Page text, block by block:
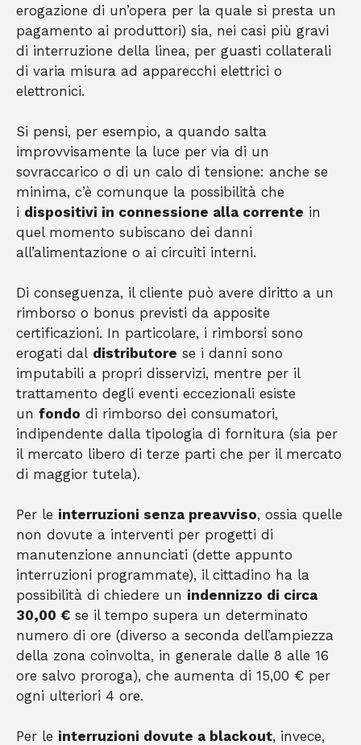
erogazione di un’opera per la quale si presta un
pagamento ai produttori) sia, nei casi più gravi
di interruzione della linea, per guasti collaterali
di varia misura ad apparecchi elettrici o
elettronici.
Si pensi, per esempio, a quando salta
improvvisamente la luce per via di un
sovraccarico o di un calo di tensione: anche se
minima, c’è comunque la possibilità che
i dispositivi in connessione alla corrente in
quel momento subiscano dei danni
all’alimentazione o ai circuiti interni.
Di conseguenza, il cliente può avere diritto a un
rimborso o bonus previsti da apposite
certificazioni. In particolare, i rimborsi sono
erogati dal distributore se i danni sono
imputabili a propri disservizi, mentre per il
trattamento degli eventi eccezionali esiste
un fondo di rimborso dei consumatori,
indipendente dalla tipologia di fornitura (sia per
il mercato libero di terze parti che per il mercato
di maggior tutela).
Per le interruzioni senza preavviso, ossia quelle
non dovute a interventi per progetti di
manutenzione annunciati (dette appunto
interruzioni programmate), il cittadino ha la
possibilità di chiedere un indennizzo di circa
30,00 € se il tempo supera un determinato
numero di ore (diverso a seconda dell’ampiezza
della zona coinvolta, in generale dalle 8 alle 16
ore salvo proroga), che aumenta di 15,00 € per
ogni ulteriori 4 ore.
Per le interruzioni dovute a blackout, invece,